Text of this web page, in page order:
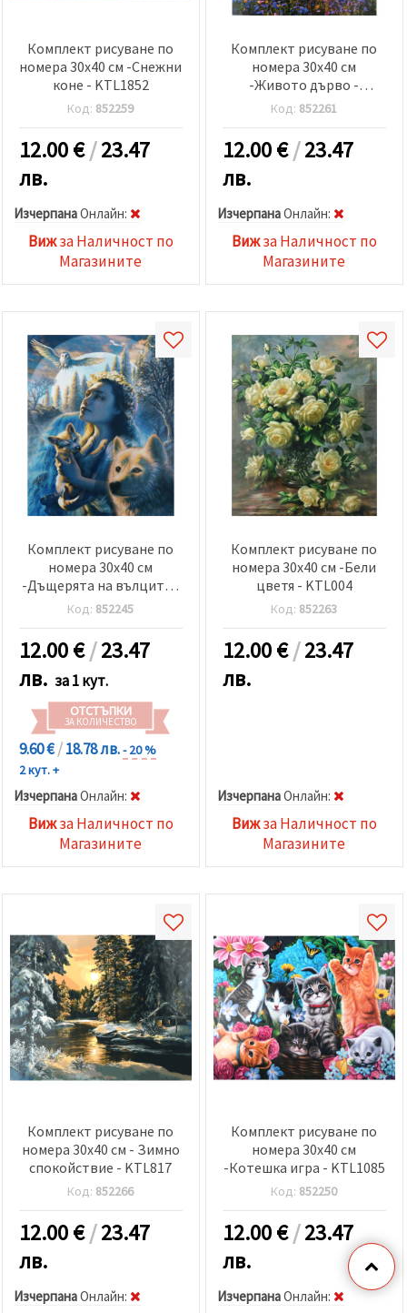
Комплект рисуване по
номера 30x40 см -Снежни
коне - KTL1852
Код: 852259
12.00€/23.47
лв.
ИзчерпанаOнлайн:
Вижза Наличност по
Магазините
Комплект рисуване по
номера 30x40 см
-Живото дърво -
KTL0108
Код: 852261
12.00€/23.47
лв.
ИзчерпанаOнлайн:
Вижза Наличност по
Магазините
Комплект рисуване по
номера 30x40 см
-Дъщерята на вълците -
KTL1780
Код: 852245
12.00€/23.47
лв. за 1 кут.
ОТСТЪПКИ
ЗА КОЛИЧЕСТВО
9.60 €/18.78 лв.- 20 %
2 кут. +
ИзчерпанаOнлайн:
Вижза Наличност по
Магазините
Комплект рисуване по
номера 30x40 см -Бели
цветя - KTL004
Код: 852263
12.00€/23.47
лв.
ИзчерпанаOнлайн:
Вижза Наличност по
Магазините
Комплект рисуване по
номера 30x40 см - Зимно
спокойствие - KTL817
Код: 852266
12.00€/23.47
лв.
ИзчерпанаOнлайн:
Комплект рисуване по
номера 30x40 см
-Котешка игра - KTL1085
Код: 852250
12.00€/23.47
лв.
ИзчерпанаOнлайн: